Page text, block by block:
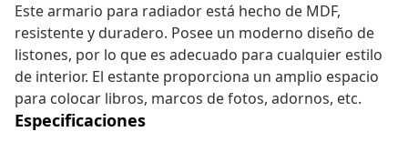
Este armario para radiador está hecho de MDF,
resistente y duradero. Posee un moderno diseño de
listones, por lo que es adecuado para cualquier estilo
de interior. El estante proporciona un amplio espacio
para colocar libros, marcos de fotos, adornos, etc.
Especificaciones